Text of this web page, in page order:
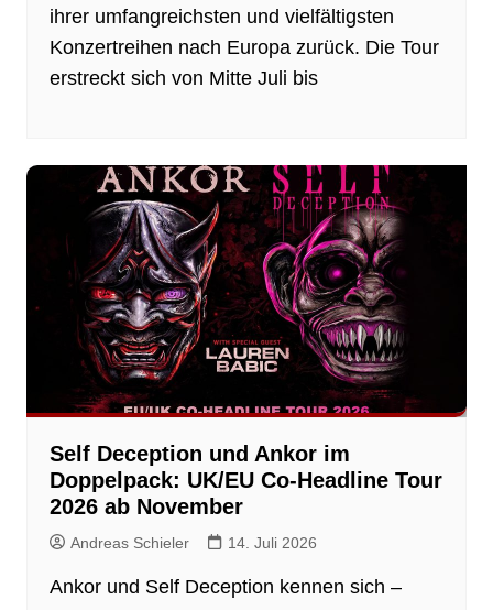
ihrer umfangreichsten und vielfältigsten
Konzertreihen nach Europa zurück. Die Tour
erstreckt sich von Mitte Juli bis
Self Deception und Ankor im
Doppelpack: UK/EU Co-Headline Tour
2026 ab November
Andreas Schieler 14. Juli 2026
Ankor und Self Deception kennen sich –